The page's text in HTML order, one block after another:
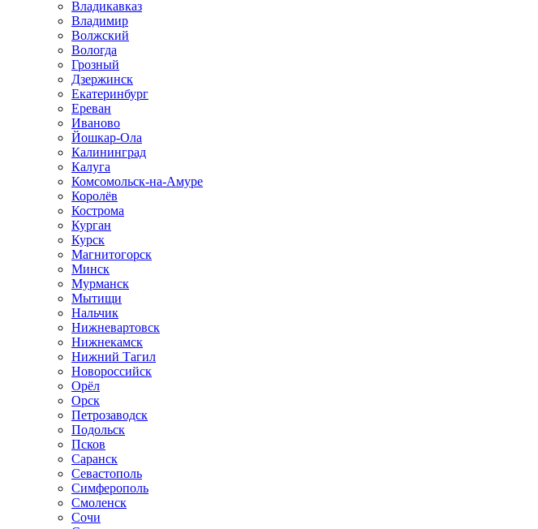
Владикавказ
Владимир
Волжский
Вологда
Грозный
Дзержинск
Екатеринбург
Ереван
Иваново
Йошкар-Ола
Калининград
Калуга
Комсомольск-на-Амуре
Королёв
Кострома
Курган
Курск
Магнитогорск
Минск
Мурманск
Мытищи
Нальчик
Нижневартовск
Нижнекамск
Нижний Тагил
Новороссийск
Орёл
Орск
Петрозаводск
Подольск
Псков
Саранск
Севастополь
Симферополь
Смоленск
Сочи